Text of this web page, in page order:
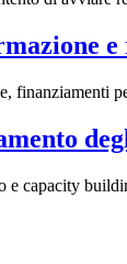
finanziamenti
e capacity